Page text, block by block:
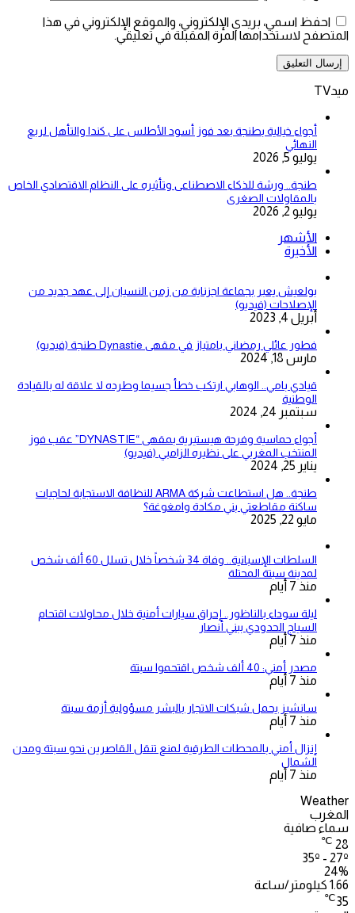
احفظ اسمي، بريدي الإلكتروني، والموقع الإلكتروني في هذا
المتصفح لاستخدامها المرة المقبلة في تعليقي.
ميدTV
أجواء خيالية بطنجة بعد فوز أسود الأطلس على كندا والتأهل لربع
النهائي
يوليو 5, 2026
طنجة.. ورشة للذكاء الاصطناعى وتأثيره على النظام الاقتصادي الخاص
بالمقاولات الصغرى
يوليو 2, 2026
الأشهر
الأخيرة
بولعيش يعبر بجماعة اجزناية من زمن النسيان إلى عهد جديد من
الإصلاحات (فيديو)
أبريل 4, 2023
فطور عائلي رمضاني بامتياز في مقهى Dynastie طنجة (فيديو)
مارس 18, 2024
قيادي بامي.. الوهابي ارتكب خطأ جسيما وطرده لا علاقة له بالقيادة
الوطنية
سبتمبر 24, 2024
أجواء حماسية وفرحة هيستيرية بمقهى “DYNASTIE” عقب فوز
المنتخب المغربي على نظيره الزامبي (فيديو)
يناير 25, 2024
طنجة.. هل استطاعت شركة ARMA للنظافة الاستجابة لحاجيات
ساكنة مقاطعتي بني مكادة وامغوغة؟
مايو 22, 2025
السلطات الإسبانية.. وفاة 34 شخصاً خلال تسلل 60 ألف شخص
لمدينة سبتة المحتلة
منذ 7 أيام
ليلة سوداء بالناظور.. إحراق سيارات أمنية خلال محاولات اقتحام
السياج الحدودي ببني أنصار
منذ 7 أيام
مصدر أمني: 40 ألف شخص اقتحموا سبتة
منذ 7 أيام
سانشيز يحمل شبكات الاتجار بالبشر مسؤولية أزمة سبتة
منذ 7 أيام
إنزال أمني بالمحطات الطرقية لمنع تنقل القاصرين نحو سبتة ومدن
الشمال
منذ 7 أيام
Weather
المغرب
سماء صافية
28
℃
35º - 27º
24%
1.66 كيلومتر/ساعة
35
℃